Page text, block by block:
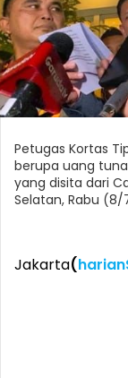
Petugas Kortas
berupa uang
yang disita dari
Selatan, Rabu
Jakarta(